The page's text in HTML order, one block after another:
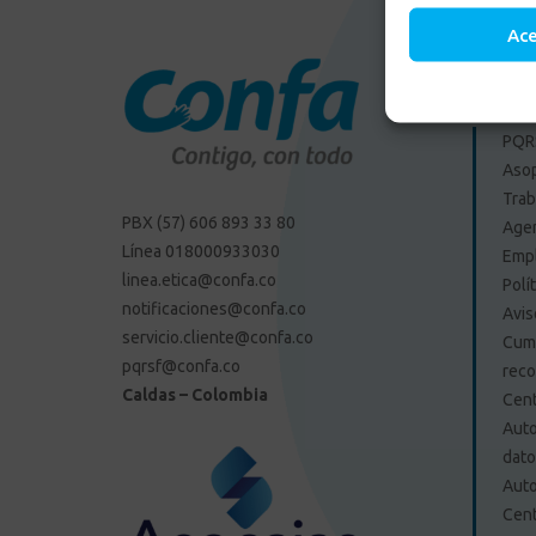
PBX (57) 606 893 33 80
Línea 018000933030
linea.etica@confa.co
notificaciones@confa.co
servicio.cliente@confa.co
pqrsf@confa.co
Caldas – Colombia